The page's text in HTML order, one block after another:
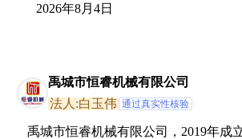
2026年8月4日
禹城市恒睿机械有限公司
法人:白玉伟 通过真实性核验
禹城市恒睿机械有限公司，2019年成